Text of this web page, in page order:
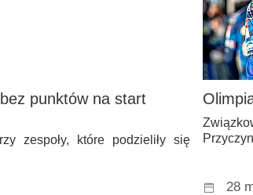
punktów na start
zespoły, które podzieliły się
28